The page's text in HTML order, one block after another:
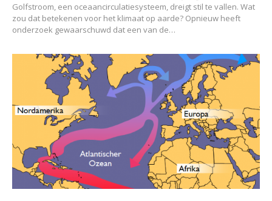
Golfstroom, een oceaancirculatiesysteem, dreigt stil te vallen. Wat
zou dat betekenen voor het klimaat op aarde? Opnieuw heeft
onderzoek gewaarschuwd dat een van de…